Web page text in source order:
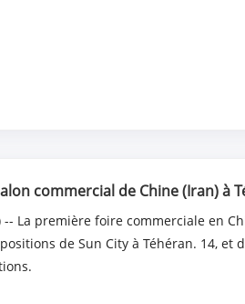
commercial de Chine (Iran) à
La première foire commerciale en
de Sun City à Téhéran. 14, et